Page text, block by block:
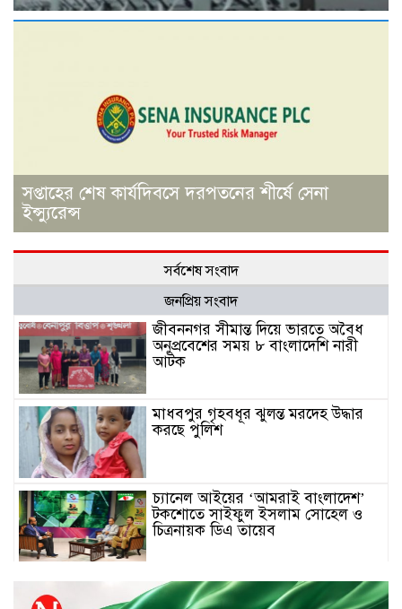
সপ্তাহের শেষ কার্যদিবসে দরপতনের শীর্ষে সেনা
ইন্স্যুরেন্স
সর্বশেষ সংবাদ
জনপ্রিয় সংবাদ
জীবননগর সীমান্ত দিয়ে ভারতে অবৈধ
অনুপ্রবেশের সময় ৮ বাংলাদেশি নারী
আটক
মাধবপুর গৃহবধূর ঝুলন্ত মরদেহ উদ্ধার
করছে পুলিশ
চ্যানেল আইয়ের ‘আমরাই বাংলাদেশ’
টকশোতে সাইফুল ইসলাম সোহেল ও
চিত্রনায়ক ডিএ তায়েব
টাঙ্গাইলে নিহত বাস মালিকদের
পরিবারকে অনুদান ও সম্মাননা প্রদান